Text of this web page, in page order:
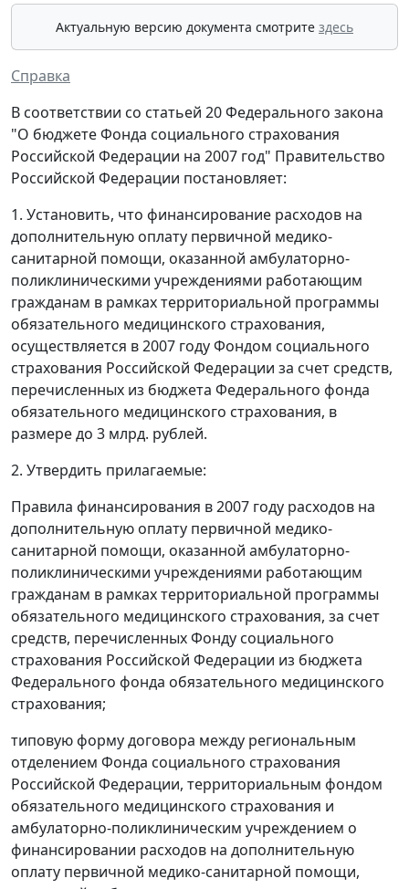
Актуальную версию документа смотрите здесь
Справка
В соответствии со статьей 20 Федерального закона
"О бюджете Фонда социального страхования
Российской Федерации на 2007 год" Правительство
Российской Федерации постановляет:
1. Установить, что финансирование расходов на
дополнительную оплату первичной медико-
санитарной помощи, оказанной амбулаторно-
поликлиническими учреждениями работающим
гражданам в рамках территориальной программы
обязательного медицинского страхования,
осуществляется в 2007 году Фондом социального
страхования Российской Федерации за счет средств,
перечисленных из бюджета Федерального фонда
обязательного медицинского страхования, в
размере до 3 млрд. рублей.
2. Утвердить прилагаемые:
Правила финансирования в 2007 году расходов на
дополнительную оплату первичной медико-
санитарной помощи, оказанной амбулаторно-
поликлиническими учреждениями работающим
гражданам в рамках территориальной программы
обязательного медицинского страхования, за счет
средств, перечисленных Фонду социального
страхования Российской Федерации из бюджета
Федерального фонда обязательного медицинского
страхования;
типовую форму договора между региональным
отделением Фонда социального страхования
Российской Федерации, территориальным фондом
обязательного медицинского страхования и
амбулаторно-поликлиническим учреждением о
финансировании расходов на дополнительную
оплату первичной медико-санитарной помощи,